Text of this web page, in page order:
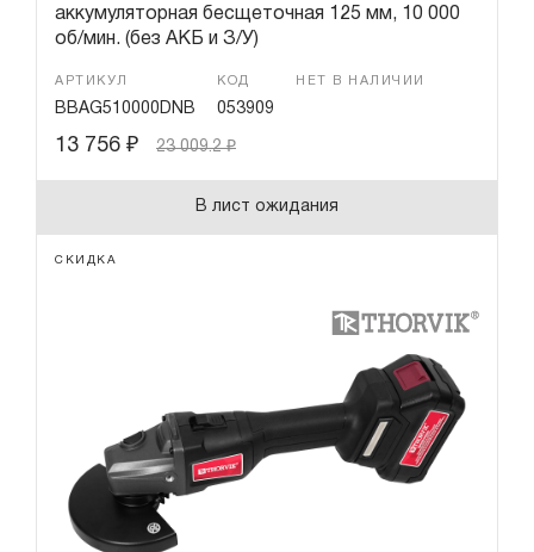
аккумуляторная бесщеточная 125 мм, 10 000
об/мин. (без АКБ и З/У)
АРТИКУЛ
BBAG510000DNB
КОД
053909
НЕТ В НАЛИЧИИ
13 756 ₽ 23 009.2₽
В лист ожидания
СКИДКА